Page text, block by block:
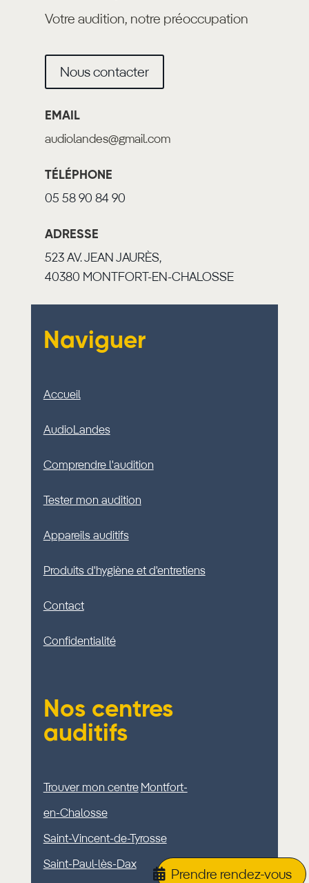
Votre audition, notre préoccupation
Nous contacter
EMAIL
audiolandes@gmail.com
TÉLÉPHONE
05 58 90 84 90
ADRESSE
523 AV. JEAN JAURÈS,
40380 MONTFORT-EN-CHALOSSE
Naviguer
Accueil
AudioLandes
Comprendre l'audition
Tester mon audition
Appareils auditifs
Produits d'hygiène et d'entretiens
Contact
Confidentialité
Nos centres
auditifs
Trouver mon centre Montfort-
en-Chalosse
Saint-Vincent-de-Tyrosse
Saint-Paul-lès-Dax
Prendre rendez-vous